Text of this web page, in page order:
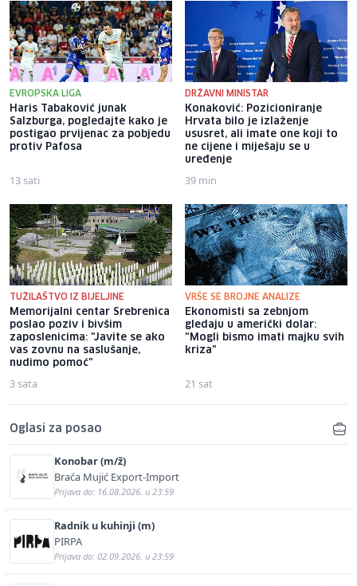
EVROPSKA LIGA
Haris Tabaković junak
Salzburga, pogledajte kako je
postigao prvijenac za pobjedu
protiv Pafosa
13 sati
DRŽAVNI MINISTAR
Konaković: Pozicioniranje
Hrvata bilo je izlaženje
ususret, ali imate one koji to
ne cijene i miješaju se u
uređenje
39 min
TUŽILAŠTVO IZ BIJELJINE
Memorijalni centar Srebrenica
poslao poziv i bivšim
zaposlenicima: "Javite se ako
vas zovnu na saslušanje,
nudimo pomoć"
3 sata
VRŠE SE BROJNE ANALIZE
Ekonomisti sa zebnjom
gledaju u američki dolar:
"Mogli bismo imati majku svih
kriza"
21 sat
Oglasi za posao
Konobar (m/ž)
Braća Mujić Export-Import
Prijava do: 16.08.2026. u 23:59
Radnik u kuhinji (m)
PIRPA
Prijava do: 02.09.2026. u 23:59